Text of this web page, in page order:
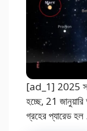
[ad_1] 2025
হচ্ছে, 21
গ্রহের প্যারেড হল